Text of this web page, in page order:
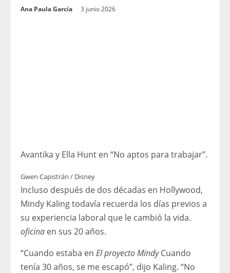
Ana Paula García 3 junio 2026
Avantika y Ella Hunt en “No aptos para trabajar”.
Gwen Capistrán / Disney
Incluso después de dos décadas en Hollywood,
Mindy Kaling todavía recuerda los días previos a
su experiencia laboral que le cambió la vida.
oficina en sus 20 años.
“Cuando estaba en El proyecto MindyCuando
tenía 30 años, se me escapó”, dijo Kaling. “No